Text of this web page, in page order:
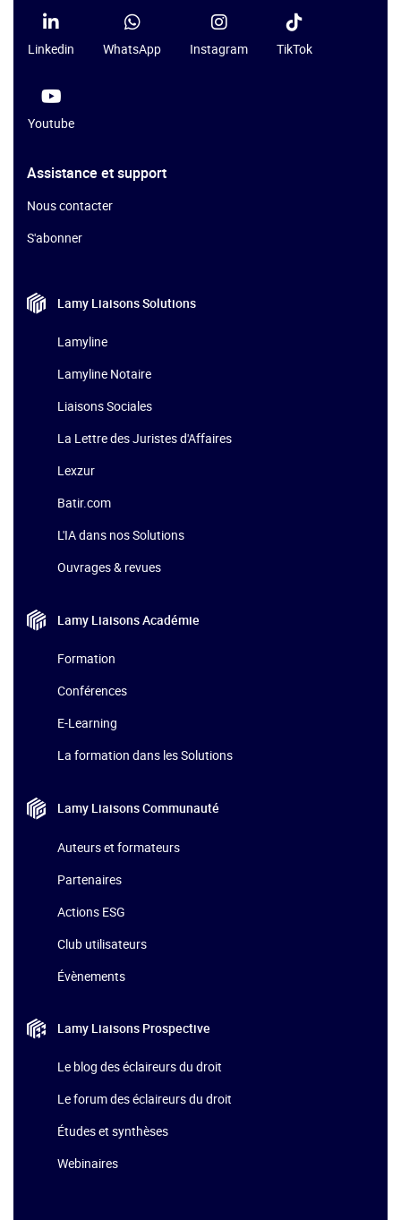
Linkedin WhatsApp Instagram TikTok
Youtube
Assistance et support
Nous contacter
S'abonner
Lamy LiaisonsSolutions
Lamyline
Lamyline Notaire
Liaisons Sociales
La Lettre des Juristes d'Affaires
Lexzur
Batir.com
L'IA dans nos Solutions
Ouvrages & revues
Lamy LiaisonsAcadémie
Formation
Conférences
E-Learning
La formation dans les Solutions
Lamy LiaisonsCommunauté
Auteurs et formateurs
Partenaires
Actions ESG
Club utilisateurs
Évènements
Lamy Liaisons Prospective
Le blog des éclaireurs du droit
Le forum des éclaireurs du droit
Études et synthèses
Webinaires